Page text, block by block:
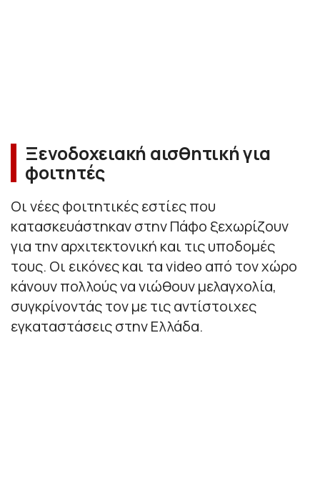
Ξενοδοχειακή αισθητική για
φοιτητές
Οι νέες φοιτητικές εστίες που
κατασκευάστηκαν στην Πάφο ξεχωρίζουν
για την αρχιτεκτονική και τις υποδομές
τους. Οι εικόνες και τα video από τον χώρο
κάνουν πολλούς να νιώθουν μελαγχολία,
συγκρίνοντάς τον με τις αντίστοιχες
εγκαταστάσεις στην Ελλάδα.